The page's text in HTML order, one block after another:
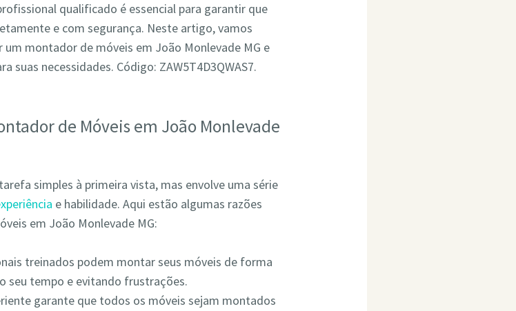
qualificado é essencial para garantir que
e com segurança. Neste artigo, vamos
montador de móveis em João Monlevade MG e
suas necessidades. Código: ZAW5T4D3QWAS7.
de Móveis em João Monlevade
simples à primeira vista, mas envolve uma série
e habilidade. Aqui estão algumas razões
em João Monlevade MG:
treinados podem montar seus móveis de forma
seu tempo e evitando frustrações.
garante que todos os móveis sejam montados